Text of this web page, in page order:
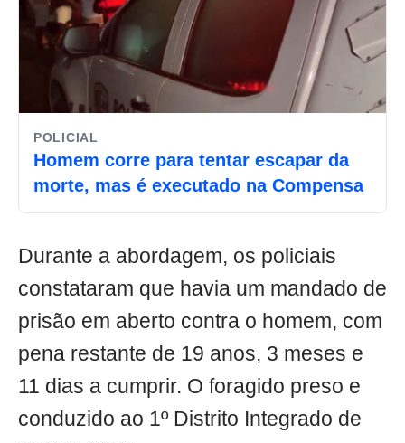
POLICIAL
Homem corre para tentar escapar da
morte, mas é executado na Compensa
Durante a abordagem, os policiais
constataram que havia um mandado de
prisão em aberto contra o homem, com
pena restante de 19 anos, 3 meses e
11 dias a cumprir. O foragido preso e
conduzido ao 1º Distrito Integrado de